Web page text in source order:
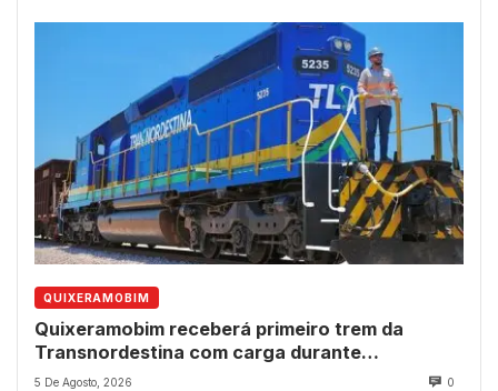
QUIXERAMOBIM
Quixeramobim receberá primeiro trem da
Transnordestina com carga durante
programação de aniversário do município
5 De Agosto, 2026 0